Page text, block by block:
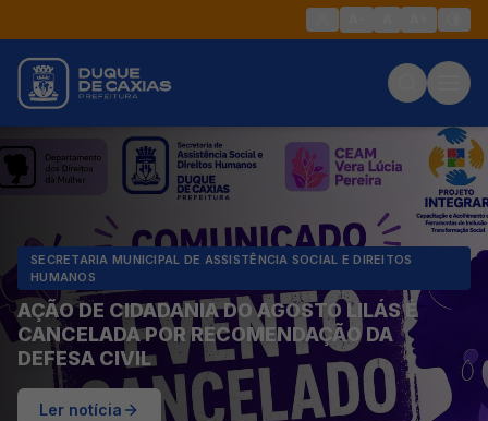
SECRETARIA MUNICIPAL DE ASSISTÊNCIA SOCIAL E DIREITOS
HUMANOS
AÇÃO DE CIDADANIA DO AGOSTO LILÁS É
CANCELADA POR RECOMENDAÇÃO DA
DEFESA CIVIL
Ler notícia